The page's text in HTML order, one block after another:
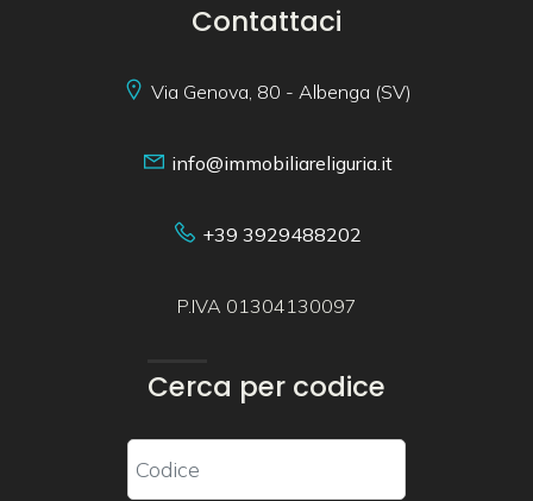
Contattaci
Via Genova, 80 - Albenga (SV)
info@immobiliareliguria.it
+39 3929488202
P.IVA 01304130097
Cerca per codice